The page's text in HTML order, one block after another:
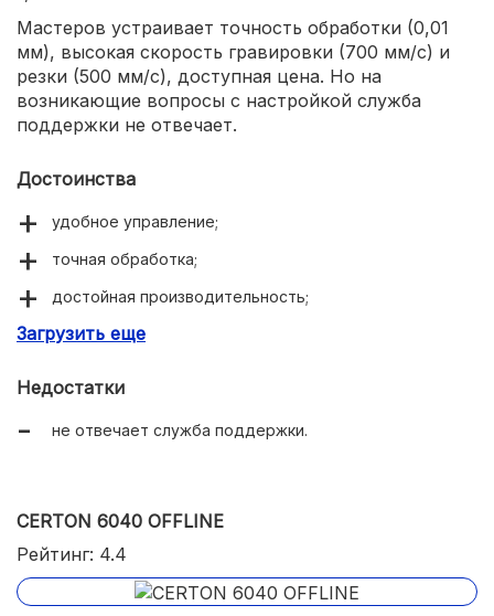
Мастеров устраивает точность обработки (0,01
мм), высокая скорость гравировки (700 мм/с) и
резки (500 мм/с), доступная цена. Но на
возникающие вопросы с настройкой служба
поддержки не отвечает.
Достоинства
удобное управление;
точная обработка;
достойная производительность;
низкая цена.
Загрузить еще
Недостатки
не отвечает служба поддержки.
CERTON 6040 OFFLINE
Рейтинг: 4.4